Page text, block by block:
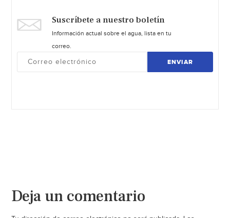
Suscríbete a nuestro boletín
Información actual sobre el agua, lista en tu
correo.
ENVIAR
Deja un comentario